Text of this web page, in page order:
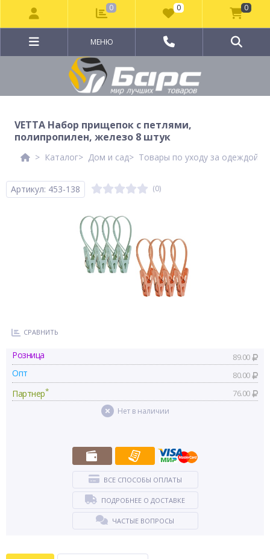
МЕНЮ
VETTA Набор прищепок с петлями,
полипропилен, железо 8 штук
Каталог Дом и сад Товары по уходу за одеждой и
Артикул: 453-138 (0)
СРАВНИТЬ
Розница 89.00
Опт 80.00
Партнер* 76.00
Нет в наличии
ВСЕ СПОСОБЫ ОПЛАТЫ
ПОДРОБНЕЕ О ДОСТАВКЕ
ЧАСТЫЕ ВОПРОСЫ
0 0 0